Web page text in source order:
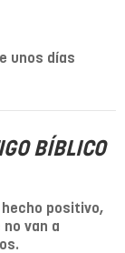
unos días
BÍBLICO
positivo,
van a